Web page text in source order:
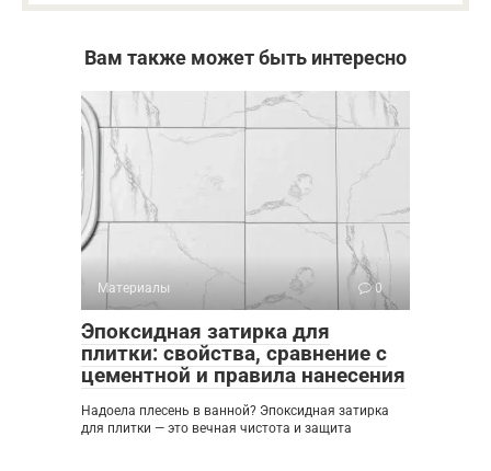
Вам также может быть интересно
Материалы 0
Эпоксидная затирка для
плитки: свойства, сравнение с
цементной и правила нанесения
Надоела плесень в ванной? Эпоксидная затирка
для плитки — это вечная чистота и защита